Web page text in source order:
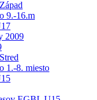
9.-16.m
2009
1.-8. miesto